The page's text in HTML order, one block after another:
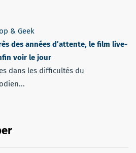
& Geek
des années d’attente, le film live-
voir le jour
dans les difficultés du